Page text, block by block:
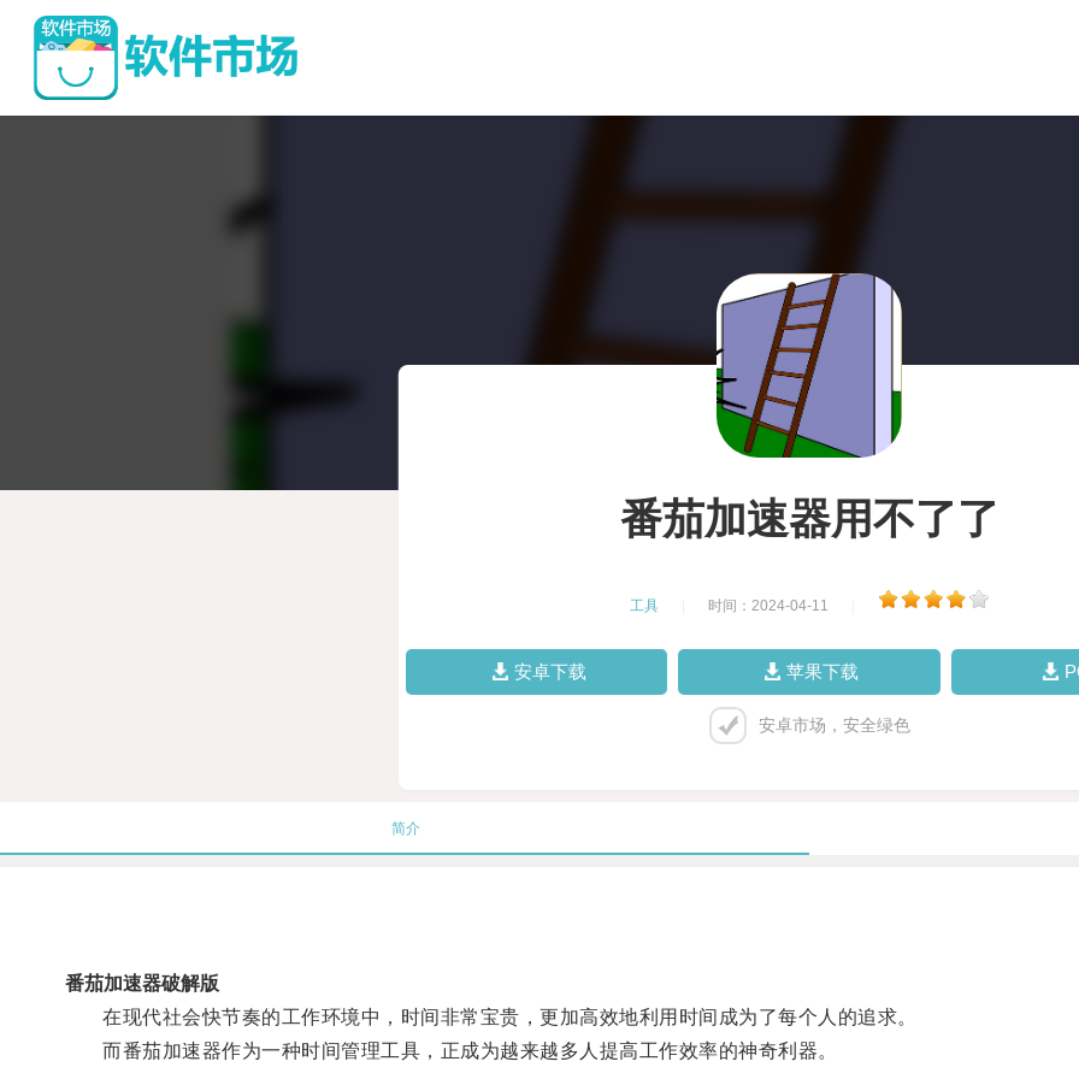
番茄加速器用不了了
工具 时间：2024-04-11
安卓下载 苹果下载
安卓市场，安全绿色
简介
番茄加速器破解版
在现代社会快节奏的工作环境中，时间非常宝贵，更加高效地利用时间成为了每个人的追求。
而番茄加速器作为一种时间管理工具，正成为越来越多人提高工作效率的神奇利器。